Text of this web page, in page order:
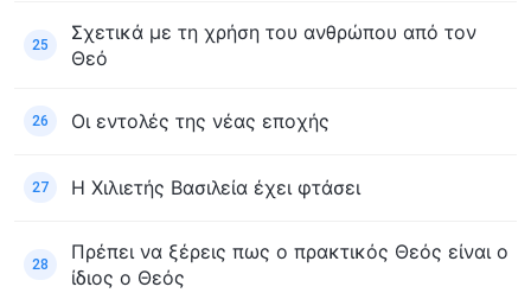
25
Σχετικά με τη χρήση του ανθρώπου από τον
Θεό
26 Οι εντολές της νέας εποχής
27 Η Χιλιετής Βασιλεία έχει φτάσει
28
Πρέπει να ξέρεις πως ο πρακτικός Θεός είναι ο
ίδιος ο Θεός